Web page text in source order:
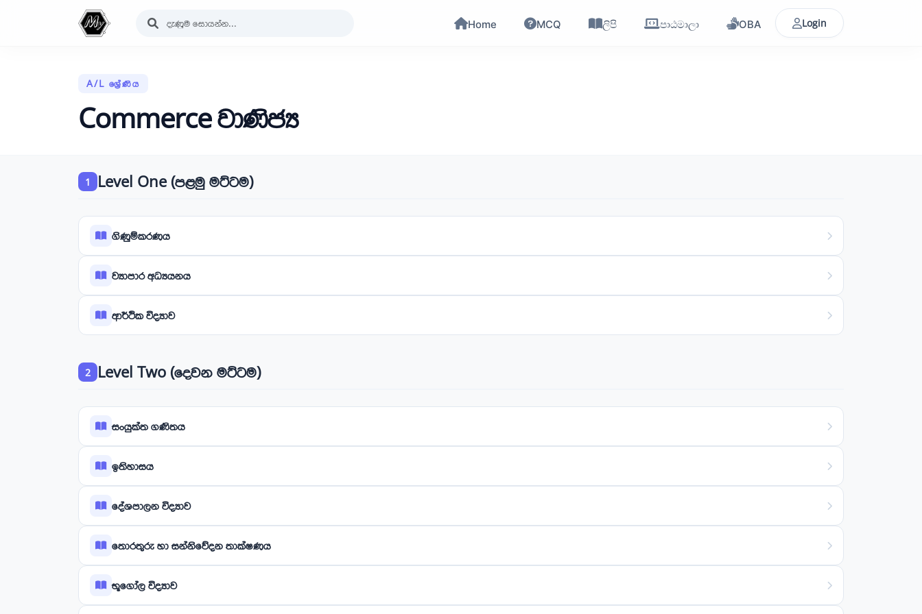
Home MCQ ලිපි පාඨමාලා OBA Login
A/L ශ්‍රේණිය
Commerce වාණිජ්‍ය
1 Level One (පළමු මට්ටම)
ගිණුම්කරණය
ව්‍යාපාර අධ්‍යයනය
ආර්ථික විද්‍යාව
2 Level Two (දෙවන මට්ටම)
සංයුක්ත ගණිතය
ඉතිහාසය
දේශපාලන විද්‍යාව
තොරතුරු හා සන්නිවේදන තාක්ෂණය
භූගෝල විද්‍යාව